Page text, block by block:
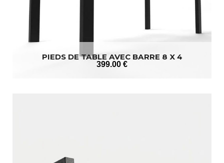
PIEDS DE TABLE AVEC BARRE 8 X 4
399.00 €